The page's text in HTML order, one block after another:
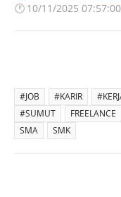
🕐 10/11/2025
#JOB #KARIR
#SUMUT
FREELANCE
SMA
SMK